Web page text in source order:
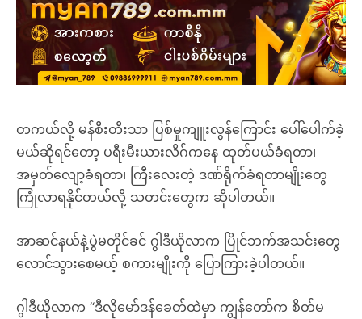
တကယ်လို့ မန်စီးတီးသာ ပြစ်မှုကျူးလွန်ကြောင်း ပေါ်ပေါက်ခဲ့
မယ်ဆိုရင်တော့ ပရီးမီးယားလိဂ်ကနေ ထုတ်ပယ်ခံရတာ၊
အမှတ်လျော့ခံရတာ၊ ကြီးလေးတဲ့ ဒဏ်ရိုက်ခံရတာမျိုးတွေ
ကြုံလာရနိုင်တယ်လို့ သတင်းတွေက ဆိုပါတယ်။
အာဆင်နယ်နဲ့ပွဲမတိုင်ခင် ဂွါဒီယိုလာက ပြိုင်ဘက်အသင်းတွေ
လောင်သွားစေမယ့် စကားမျိုးကို ပြောကြားခဲ့ပါတယ်။
ဂွါဒီယိုလာက “ဒီလိုမော်ဒန်ခေတ်ထဲမှာ ကျွန်တော်က စိတ်မ